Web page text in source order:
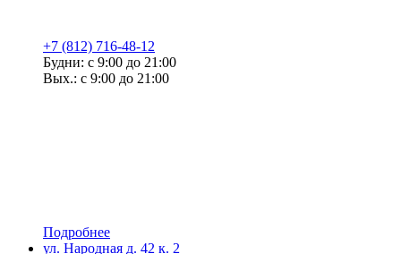
+7 (812) 716-48-12
Будни: с 9:00 до 21:00
Вых.: с 9:00 до 21:00
Подробнее
ул. Народная д. 42 к. 2